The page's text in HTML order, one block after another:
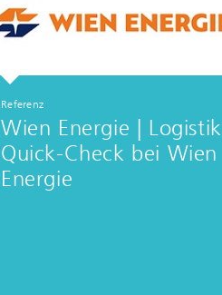
Referenz
Wien Energie | Logistik
Quick-Check bei Wien
Energie